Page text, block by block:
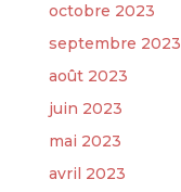
octobre 2023
septembre 2023
août 2023
juin 2023
mai 2023
avril 2023